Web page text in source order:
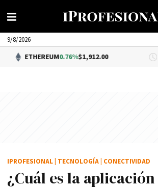
9/8/2026
0.76%$1,912.00
¿Cuál es la
IPROFESIONAL TECNOLOGÍA CONECTIVIDAD